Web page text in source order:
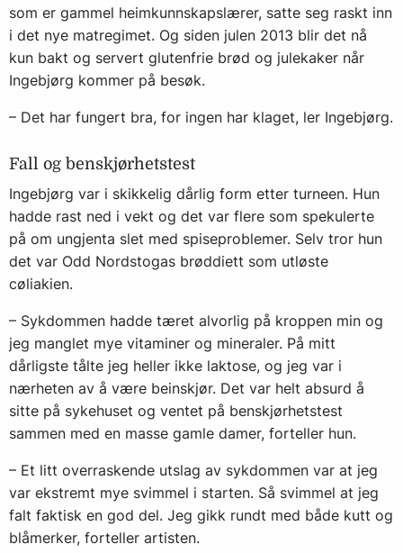
som er gammel heimkunnskapslærer, satte seg raskt inn
i det nye matregimet. Og siden julen 2013 blir det nå
kun bakt og servert glutenfrie brød og julekaker når
Ingebjørg kommer på besøk.
– Det har fungert bra, for ingen har klaget, ler Ingebjørg.
Fall og benskjørhetstest
Ingebjørg var i skikkelig dårlig form etter turneen. Hun
hadde rast ned i vekt og det var flere som spekulerte
på om ungjenta slet med spiseproblemer. Selv tror hun
det var Odd Nordstogas brøddiett som utløste
cøliakien.
– Sykdommen hadde tæret alvorlig på kroppen min og
jeg manglet mye vitaminer og mineraler. På mitt
dårligste tålte jeg heller ikke laktose, og jeg var i
nærheten av å være beinskjør. Det var helt absurd å
sitte på sykehuset og ventet på benskjørhetstest
sammen med en masse gamle damer, forteller hun.
– Et litt overraskende utslag av sykdommen var at jeg
var ekstremt mye svimmel i starten. Så svimmel at jeg
falt faktisk en god del. Jeg gikk rundt med både kutt og
blåmerker, forteller artisten.